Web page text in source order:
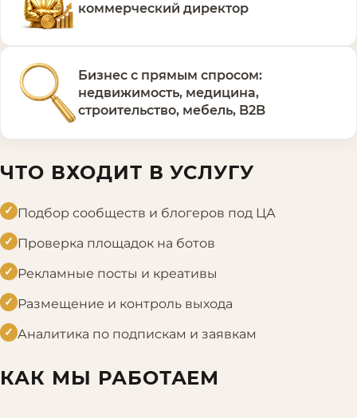
коммерческий директор
Бизнес с прямым спросом:
недвижимость, медицина,
строительство, мебель, B2B
ЧТО ВХОДИТ В УСЛУГУ
✓ Подбор сообществ и блогеров под ЦА
✓ Проверка площадок на ботов
✓ Рекламные посты и креативы
✓ Размещение и контроль выхода
✓ Аналитика по подпискам и заявкам
КАК МЫ РАБОТАЕМ